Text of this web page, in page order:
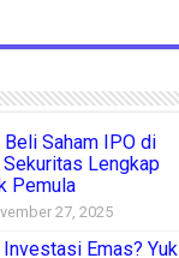
Beli Saham IPO di
Sekuritas Lengkap
Pemula
27, 2025
Investasi Emas? Yuk